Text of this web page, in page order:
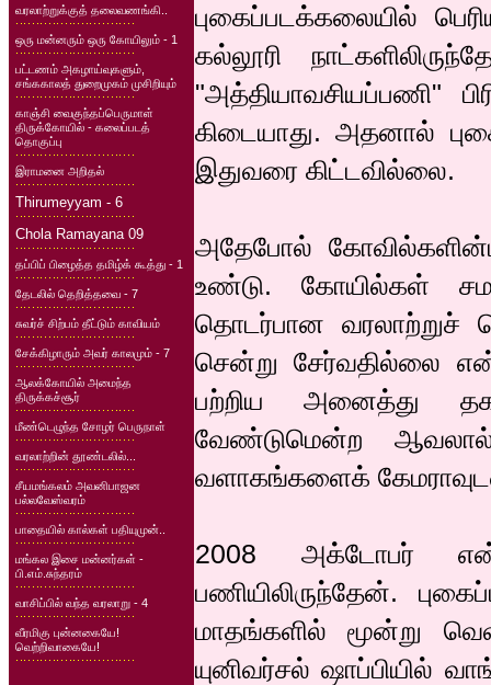
வரலாற்றுக்குத் தலைவணங்கி..
ஒரு மன்னரும் ஒரு கோயிலும் - 1
பட்டணம் அகழாய்வுகளும்,
சங்ககாலத் துறைமுகம் முசிறியும்
காஞ்சி வைகுந்தப்பெருமாள்
திருக்கோயில் - கலைப்படத்
தொகுப்பு
இராமனை அறிதல்
Thirumeyyam - 6
Chola Ramayana 09
தப்பிப் பிழைத்த தமிழ்க் கூத்து - 1
தேடலில் தெறித்தவை - 7
சுவர்ச் சிற்பம் தீட்டும் காவியம்
சேக்கிழாரும் அவர் காலமும் - 7
ஆலக்கோயில் அமைந்த
திருக்கச்சூர்
மீண்டெழுந்த சோழர் பெருநாள்
வரலாற்றின் தூண்டலில்...
சீயமங்கலம் அவனிபாஜன
பல்லவேஸ்வரம்
பாதையில் கால்கள் பதியுமுன்..
மங்கல இசை மன்னர்கள் -
பி.எம்.சுந்தரம்
வாசிப்பில் வந்த வரலாறு - 4
வீரமிகு புன்னகையே!
வெற்றிவாகையே!
புகைப்படக்கலையில்
கல்லூரி
"அத்தியாவசியப்பணி"
கிடையாது. அதனால்
இதுவரை கிட்டவில்லை.
அதேபோல்
உண்டு. கோயில்கள்
தொடர்பான வரலாற்றுச்
சென்று சேர்வதில்லை
பற்றிய அனைத்து
வேண்டுமென்ற
வளாகங்களைக்
2008 அக்டோபர்
பணியிலிருந்தேன்.
மாதங்களில் மூன்று
யுனிவர்சல் ஷாப்பியில்